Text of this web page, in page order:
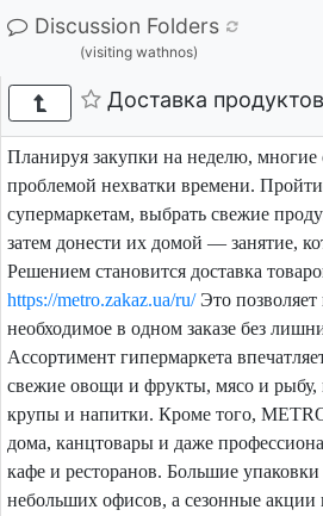
Discussion Folders
(visiting wathnos)
Доставка
Планируя закупки на неделю, многие
проблемой нехватки времени.
супермаркетам, выбрать свежие
затем донести их домой — занятие,
Решением становится доставка
https://metro.zakaz.ua/ru/Это позволяет
необходимое в одном заказе без
Ассортимент гипермаркета
свежие овощи и фрукты, мясо и
крупы и напитки. Кроме того,
дома, канцтовары и даже
кафе и ресторанов. Большие
небольших офисов, а сезонные акции